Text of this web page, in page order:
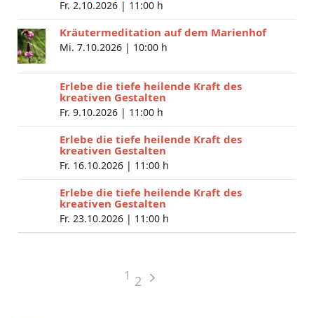
Fr. 2.10.2026 | 11:00 h
Kräutermeditation auf dem Marienhof
Mi. 7.10.2026 | 10:00 h
Erlebe die tiefe heilende Kraft des
kreativen Gestalten
Fr. 9.10.2026 | 11:00 h
Erlebe die tiefe heilende Kraft des
kreativen Gestalten
Fr. 16.10.2026 | 11:00 h
Erlebe die tiefe heilende Kraft des
kreativen Gestalten
Fr. 23.10.2026 | 11:00 h
1 2